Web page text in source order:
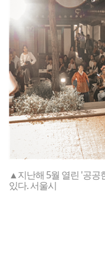
▲지난해 5월 열린 '공공
있다. 서울시